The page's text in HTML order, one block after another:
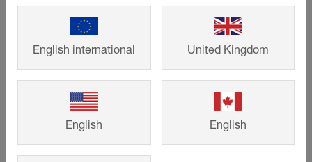
English international United Kingdom
English English